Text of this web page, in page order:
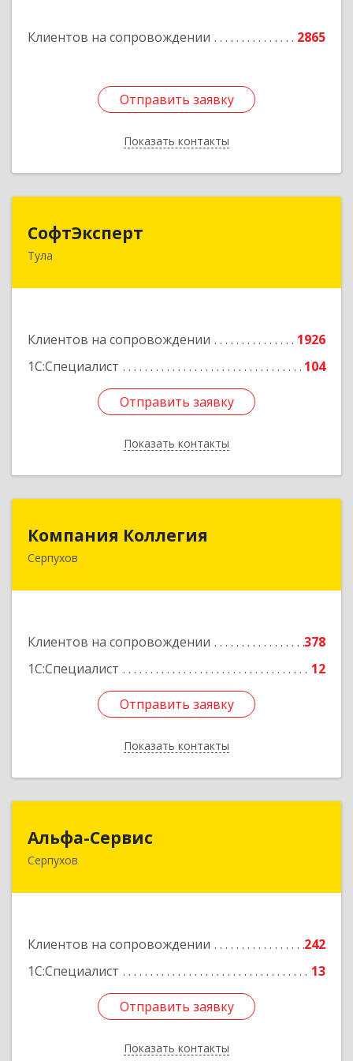
Клиентов на сопровождении 2865
Отправить заявку
Показать контакты
Отправить заявку
Назад
СофтЭксперт
Тула
Клиентов на сопровождении
1926
1С:Специалист
104
Отправить заявку
Показать контакты
300013, Тульская обл, Тула г, Болдина ул, дом №
Отправить заявку
Назад
Компания Коллегия
Серпухов
Клиентов на сопровождении
378
1С:Специалист
12
Отправить заявку
Показать контакты
142211, Московская обл, Серпухов г, Оборонная
Отправить заявку
Назад
Альфа-Сервис
Серпухов
Клиентов на сопровождении
242
1С:Специалист
13
Отправить заявку
Показать контакты
Отправить заявку
Назад